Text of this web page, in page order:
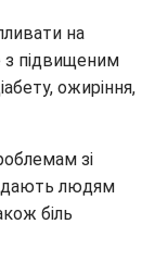
на
з підвищеним
ожиріння,
зі
дають людям
біль